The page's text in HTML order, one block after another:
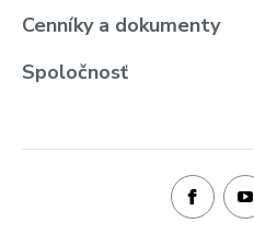
Blog
Cenníky a dokumenty
Spoločnosť